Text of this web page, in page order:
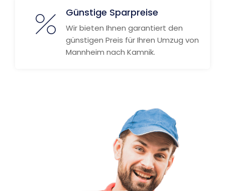
Günstige Sparpreise
Wir bieten Ihnen garantiert den
günstigen Preis für Ihren Umzug von
Mannheim nach Kamnik.